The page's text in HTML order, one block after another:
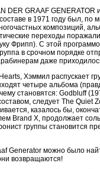
DER GRAAF
в 1971 году был,
композиций,
переходы
Фрипп). С этой
в срочном порядке
даже
Хэммил распускает
четыре альбома
становятся: Godbluff
следует The Quiet
казалось бы,
Brand X, продолжает
группы становится
Generator можно было
возвращаются!